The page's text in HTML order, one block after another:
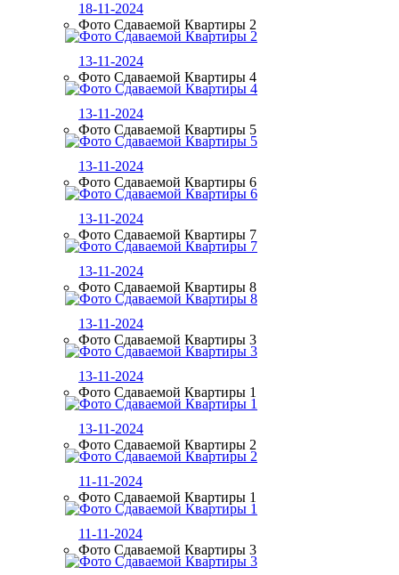
18-11-2024
Фото Сдаваемой Квартиры 2
13-11-2024
Фото Сдаваемой Квартиры 4
13-11-2024
Фото Сдаваемой Квартиры 5
13-11-2024
Фото Сдаваемой Квартиры 6
13-11-2024
Фото Сдаваемой Квартиры 7
13-11-2024
Фото Сдаваемой Квартиры 8
13-11-2024
Фото Сдаваемой Квартиры 3
13-11-2024
Фото Сдаваемой Квартиры 1
13-11-2024
Фото Сдаваемой Квартиры 2
11-11-2024
Фото Сдаваемой Квартиры 1
11-11-2024
Фото Сдаваемой Квартиры 3